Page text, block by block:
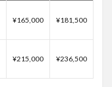
¥165,000 ¥181,500
¥215,000 ¥236,500